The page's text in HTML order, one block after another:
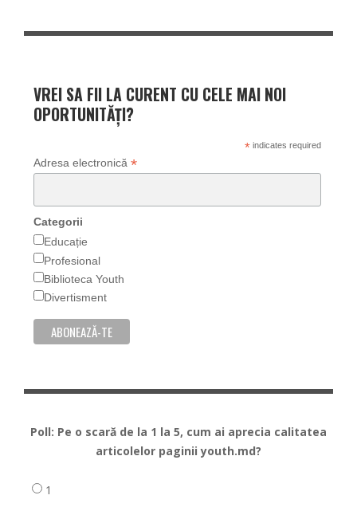
VREI SA FII LA CURENT CU CELE MAI NOI
OPORTUNITĂȚI?
*indicates required
Adresa electronică *
Categorii
Educație
Profesional
Biblioteca Youth
Divertisment
Poll: Pe o scară de la 1 la 5, cum ai aprecia calitatea
articolelor paginii youth.md?
1